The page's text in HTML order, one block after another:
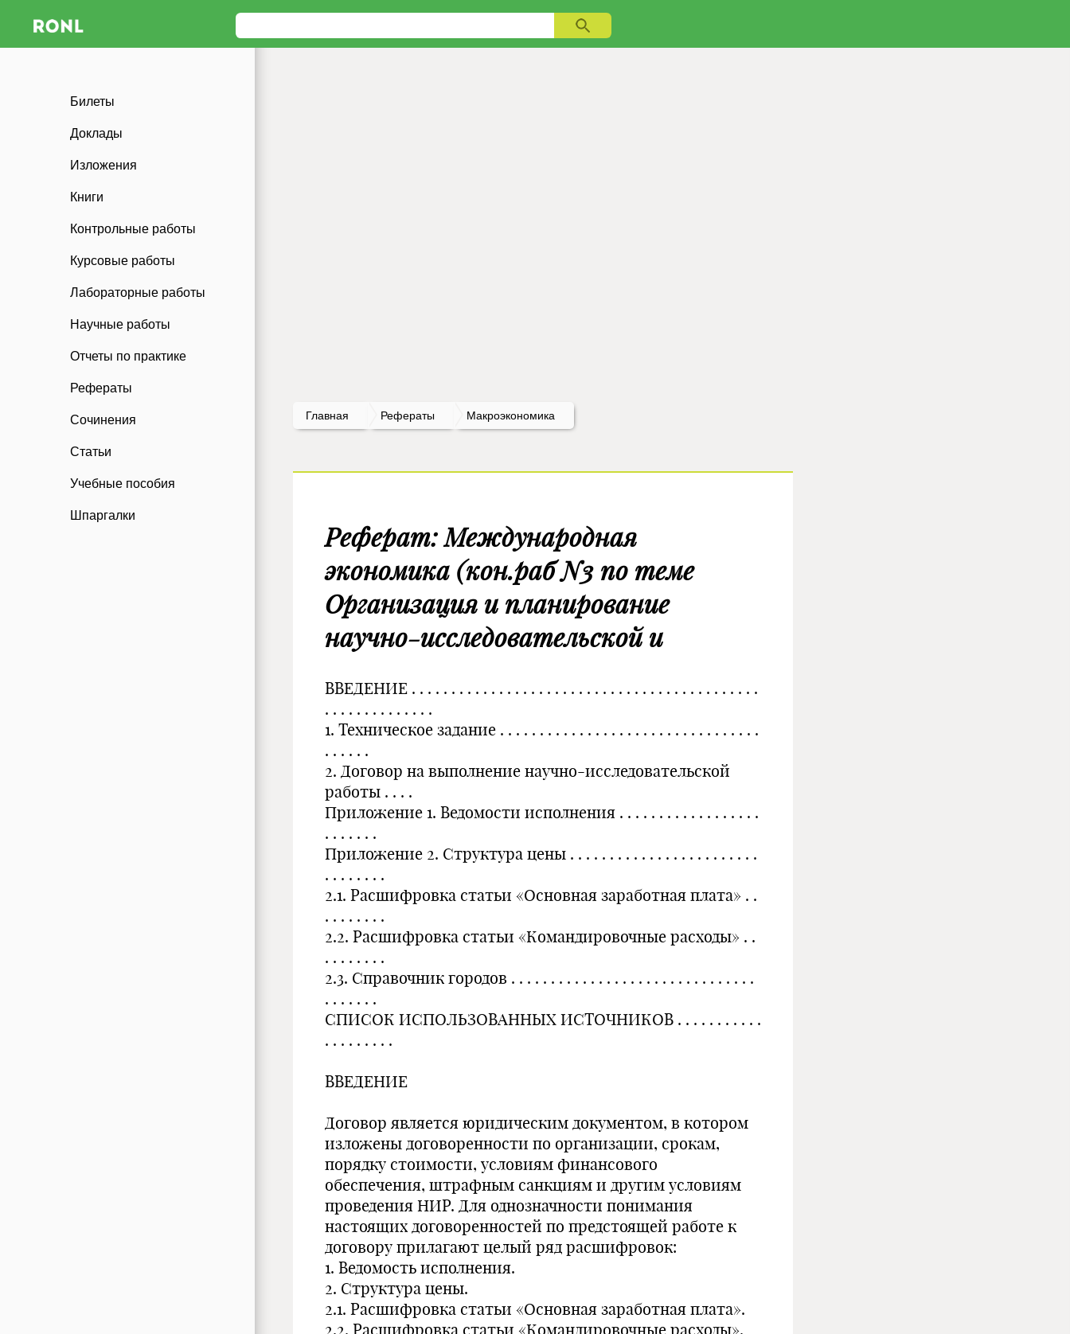
Билеты
Доклады
Изложения
Книги
Контрольные работы
Курсовые работы
Лабораторные работы
Научные работы
Отчеты по практике
Рефераты
Сочинения
Статьи
Учебные пособия
Шпаргалки
Главная Рефераты Макроэкономика
Реферат: Международная
экономика (кон.раб N3 по теме
Организация и планирование
научно-исследовательской и
ВВЕДЕНИЕ . . . . . . . . . . . . . . . . . . . . . . . . . . . . . . . . . . . . . . . . . . . .
. . . . . . . . . . . . . .
1. Техническое задание . . . . . . . . . . . . . . . . . . . . . . . . . . . . . . . . .
. . . . . .
2. Договор на выполнение научно-исследовательской
работы . . . .
Приложение 1. Ведомости исполнения . . . . . . . . . . . . . . . . . .
. . . . . . .
Приложение 2. Структура цены . . . . . . . . . . . . . . . . . . . . . . . .
. . . . . . . .
2.1. Расшифровка статьи «Основная заработная плата» . .
. . . . . . . .
2.2. Расшифровка статьи «Командировочные расходы» . .
. . . . . . . .
2.3. Справочник городов . . . . . . . . . . . . . . . . . . . . . . . . . . . . . . .
. . . . . . .
СПИСОК ИСПОЛЬЗОВАННЫХ ИСТОЧНИКОВ . . . . . . . . . . .
. . . . . . . . .
ВВЕДЕНИЕ
Договор является юридическим документом, в котором
изложены договоренности по организации, срокам,
порядку стоимости, условиям финансового
обеспечения, штрафным санкциям и другим условиям
проведения НИР. Для однозначности понимания
настоящих договоренностей по предстоящей работе к
договору прилагают целый ряд расшифровок:
1. Ведомость исполнения.
2. Структура цены.
2.1. Расшифровка статьи «Основная заработная плата».
2.2. Расшифровка статьи «Командировочные расходы».